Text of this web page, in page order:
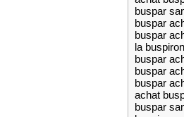
buspar
buspar
buspar
la
buspar
buspar
buspar
achat
buspar